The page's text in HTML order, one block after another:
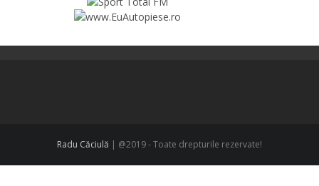
Radu Căciulă | @2019 - Toate drepturile rezervate!